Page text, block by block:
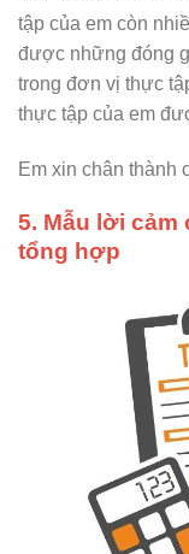
tập của em còn
được những đóng
trong đơn vị thực
thực tập của em
Em xin chân thành
5. Mẫu lời cảm
tổng hợp